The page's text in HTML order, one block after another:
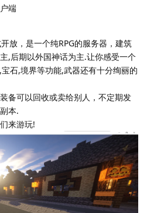
端
放，是一个纯RPG的服务器，建筑
,后期以外国神话为主.让你感受一个
石,境界等功能,武器还有十分绚丽的
备可以回收或卖给别人，不定期发
本.
来游玩!